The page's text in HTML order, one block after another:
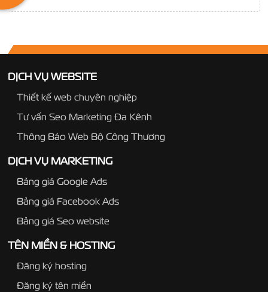
DỊCH VỤ WEBSITE
Thiết kế web chuyên nghiệp
Tư vấn Seo Marketing Đa Kênh
Thông Báo Web Bộ Công Thương
DỊCH VỤ MARKETING
Bảng giá Google Ads
Bảng giá Facebook Ads
Bảng giá Seo website
TÊN MIỀN & HOSTING
Đăng ký hosting
Đăng ký tên miền